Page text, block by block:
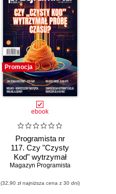
Promocja
ebook
Programista nr
117. Czy "Czysty
Kod" wytrzymał
próbę czasu?
Magazyn Programista
(32,90 zł najniższa cena z 30 dni)